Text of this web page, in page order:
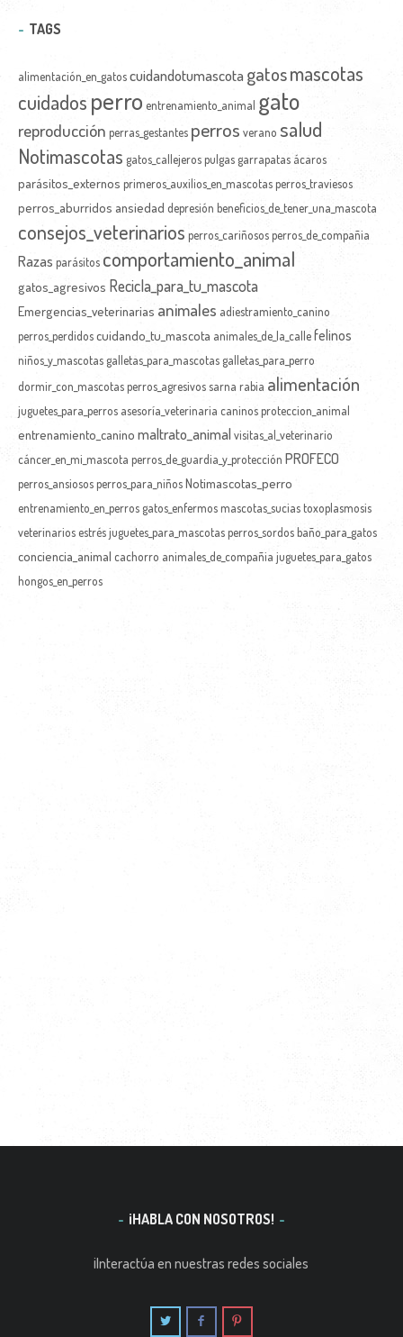
TAGS
alimentación_en_gatoscuidandotumascota gatosmascotas
cuidados perro entrenamiento_animal gato
reproducción perras_gestantes perros verano salud
Notimascotas gatos_callejerospulgas garrapatas ácaros
parásitos_externos primeros_auxilios_en_mascotas perros_traviesos
perros_aburridos ansiedad depresión beneficios_de_tener_una_mascota
consejos_veterinarios perros_cariñosos perros_de_compañia
Razas parásitos comportamiento_animal
gatos_agresivos Recicla_para_tu_mascota
Emergencias_veterinarias animales adiestramiento_canino
perros_perdidoscuidando_tu_mascota animales_de_la_callefelinos
niños_y_mascotasgalletas_para_mascotas galletas_para_perro
dormir_con_mascotasperros_agresivossarna rabia alimentación
juguetes_para_perros asesoría_veterinaria caninosproteccion_animal
entrenamiento_canino maltrato_animal visitas_al_veterinario
cáncer_en_mi_mascota perros_de_guardia_y_protección PROFECO
perros_ansiosos perros_para_niñosNotimascotas_perro
entrenamiento_en_perros gatos_enfermos mascotas_sucias toxoplasmosis
veterinarios estrésjuguetes_para_mascotas perros_sordosbaño_para_gatos
conciencia_animal cachorro animales_de_compañia juguetes_para_gatos
hongos_en_perros
¡HABLA CON NOSOTROS!
¡Interactúa en nuestras redes sociales